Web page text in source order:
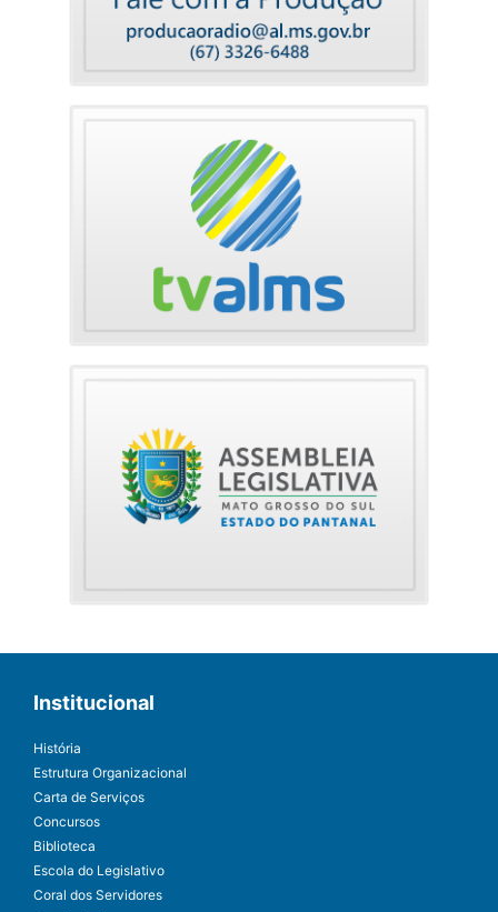
Institucional
História
Estrutura Organizacional
Carta de Serviços
Concursos
Biblioteca
Escola do Legislativo
Coral dos Servidores